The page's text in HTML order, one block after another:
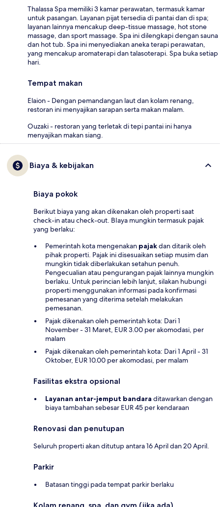
Thalassa Spa memiliki 3 kamar perawatan, termasuk kamar
untuk pasangan. Layanan pijat tersedia di pantai dan di spa;
layanan lainnya mencakup deep-tissue massage, hot stone
massage, dan sport massage. Spa ini dilengkapi dengan sauna
dan hot tub. Spa ini menyediakan aneka terapi perawatan,
yang mencakup aromaterapi dan talasoterapi. Spa buka setiap
hari.
Tempat makan
Elaion - Dengan pemandangan laut dan kolam renang,
restoran ini menyajikan sarapan serta makan malam.
Ouzaki - restoran yang terletak di tepi pantai ini hanya
menyajikan makan siang.
Biaya & kebijakan
Biaya pokok
Berikut biaya yang akan dikenakan oleh properti saat
check-in atau check-out. BIaya mungkin termasuk pajak
yang berlaku:
Pemerintah kota mengenakan pajakdan ditarik oleh
pihak properti. Pajak ini disesuaikan setiap musim dan
mungkin tidak diberlakukan setahun penuh.
Pengecualian atau pengurangan pajak lainnya mungkin
berlaku. Untuk perincian lebih lanjut, silakan hubungi
properti menggunakan informasi pada konfirmasi
pemesanan yang diterima setelah melakukan
pemesanan.
Pajak dikenakan oleh pemerintah kota: Dari 1
November - 31 Maret, EUR 3.00 per akomodasi, per
malam
Pajak dikenakan oleh pemerintah kota: Dari 1 April - 31
Oktober, EUR 10.00 per akomodasi, per malam
Fasilitas ekstra opsional
Layanan antar-jemput bandara ditawarkan dengan
biaya tambahan sebesar EUR 45 per kendaraan
Renovasi dan penutupan
Seluruh properti akan ditutup antara 16 April dan 20 April.
Parkir
Batasan tinggi pada tempat parkir berlaku